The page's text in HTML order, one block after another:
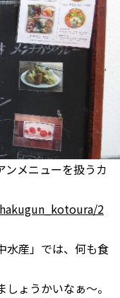
ンメニューを扱うカ
2
水産」では、何も食
ょうかいなぁ～。